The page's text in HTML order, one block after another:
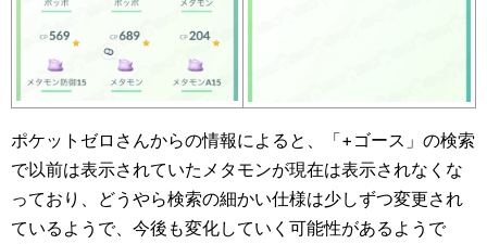
ポケットゼロさんからの情報によると、「+ゴース」の検索
で以前は表示されていたメタモンが現在は表示されなくな
っており、どうやら検索の細かい仕様は少しずつ変更され
ているようで、今後も変化していく可能性があるようで